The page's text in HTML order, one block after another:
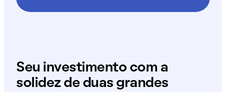
Seu investimento com a
solidez de duas grandes